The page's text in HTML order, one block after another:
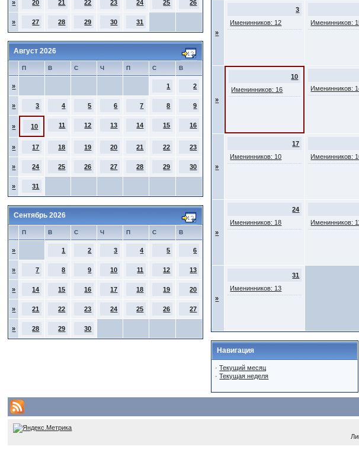
» 20 21 22 23 24 25 26
» 27 28 29 30 31
Август 2026
П В С Ч П С В
» 1 2
» 3 4 5 6 7 8 9
» 10 11 12 13 14 15 16
» 17 18 19 20 21 22 23
» 24 25 26 27 28 29 30
» 31
Сентябрь 2026
П В С Ч П С В
» 1 2 3 4 5 6
» 7 8 9 10 11 12 13
» 14 15 16 17 18 19 20
» 21 22 23 24 25 26 27
» 28 29 30
»
3
Именинников: 12
Именинников:
»
10
Именинников: 16
Именинников:
»
17
Именинников: 10
Именинников:
»
24
Именинников: 18
Именинников:
»
31
Именинников: 13
Навигация
·Текущий месяц
·Текущая неделя